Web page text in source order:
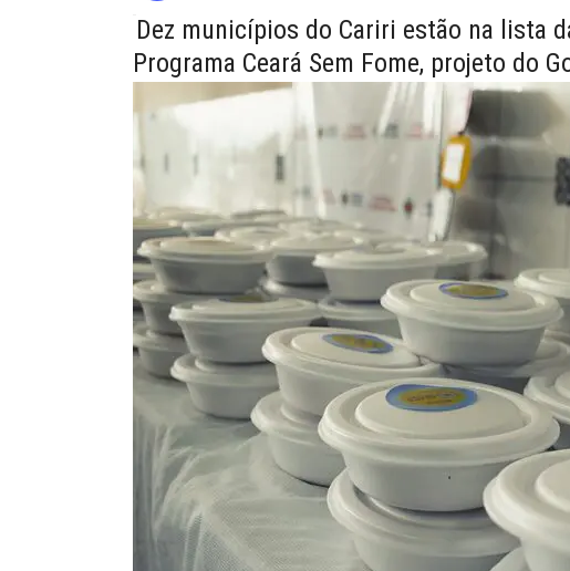
Dez municípios do Cariri estão na lista
Programa Ceará Sem Fome, projeto do